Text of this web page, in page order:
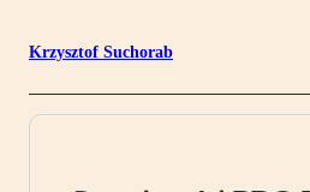
Krzysztof Suchorab